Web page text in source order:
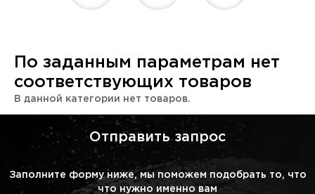
По заданным параметрам нет
соответствующих товаров
В данной категории нет товаров.
Отправить запрос
Заполните форму ниже, мы поможем подобрать то, что
что нужно именно вам